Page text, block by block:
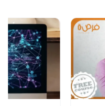
العربية.
اقرأ المزيد.